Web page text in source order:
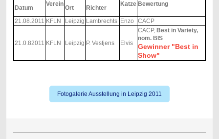
Datum
Verein
Ort Richter
Katze Bewertung
21.08.2011 KFLN Leipzig Lambrechts Enzo CACP
21.0.82011 KFLN Leipzig P. Vestjens Elvis
CACP, Best in Variety,
nom. BIS
Gewinner "Best in
Show"
Fotogalerie Ausstellung in Leipzig 2011